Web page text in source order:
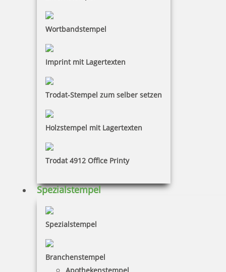
Wortbandstempel
Imprint mit Lagertexten
Trodat-Stempel zum selber setzen
Holzstempel mit Lagertexten
Trodat 4912 Office Printy
Spezialstempel
Spezialstempel
Branchenstempel